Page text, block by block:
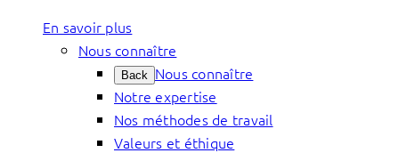
En savoir plus
Nous connaître
Back Nous connaître
Notre expertise
Nos méthodes de travail
Valeurs et éthique